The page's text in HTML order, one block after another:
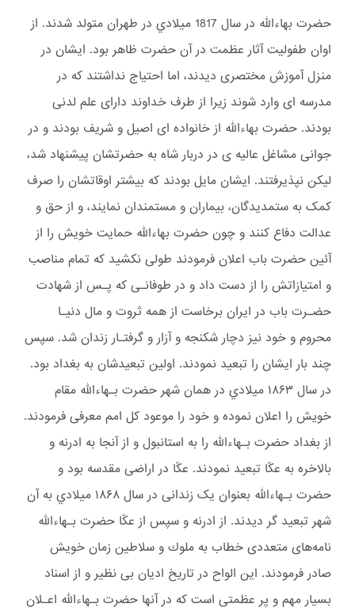
حضرت بهاءالله در سال 1817 ميلادي در طهران متولد شدند. از
اوان طفولیت آثار عظمت در آن حضرت ظاهر بود. ایشان در
منزل آموزش مختصری دیدند، اما احتیاج نداشتند که در
مدرسه ای وارد شوند زیرا از طرف خداوند دارای علم لدنی
بودند. حضرت بهاءالله از خانواده ای اصیل و شریف بودند و در
جوانی مشاغل عالیه ی در دربار شاه به حضرتشان پیشنهاد شد،
لیکن نپذیرفتند. ایشان مایل بودند که بیشتر اوقاتشان را صرف
کمک به ستمدیدگان، بیماران و مستمندان نمایند، و از حق و
عدالت دفاع کنند و چون حضرت بهاءالله حمایت خویش را از
آئین حضرت باب اعلان فرمودند طولی نکشید که تمام مناصب
و امتیازاتش را از دست داد و در طوفانـی که پـس از شهادت
حضـرت باب در ایران برخاست از همه ثروت و مال دنیـا
محروم و خود نیز دچار شكنجه و آزار و گرفتـار زندان شد. سپس
چند بار ایشان را تبعید نمودند. اولین تبعیدشان به بغداد بود.
در سال ۱۸۶۳ ميلادي در همان شهر حضرت بـهاءالله مقام
خويش را اعلان نموده و خود را موعود کل امم معرفی فرمودند.
از بغداد حضرت بـهاءالله را به استانبول و از آنجا به ادرنه و
بالاخره به عکّا تبعید نمودند. عکّا در اراضی مقدسه بود و
حضرت بـهاءالله بعنوان یک زندانی در سال ۱۸۶۸ ميلادي به آن
شهر تبعيد گر ديدند. از ادرنه و سپس از عکّا حضرت بـهاءالله
نامه‌های متعددی خطاب به ملوك و سلاطین زمان خویش
صادر فرمودند. این الواح در تاریخ ادیان بی نظیر و از اسناد
بسیار مهم و پر عظمتی است که در آنها حضرت بـهاءالله اعـلان